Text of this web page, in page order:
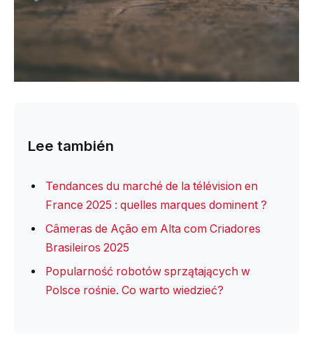
Lee también
Tendances du marché de la télévision en
France 2025 : quelles marques dominent ?
Câmeras de Ação em Alta com Criadores
Brasileiros 2025
Popularność robotów sprzątających w
Polsce rośnie. Co warto wiedzieć?